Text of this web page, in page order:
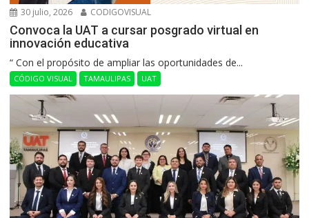
30 julio, 2026 CODIGOVISUAL
Convoca la UAT a cursar posgrado virtual en
innovación educativa
“ Con el propósito de ampliar las oportunidades de...
CÓDIGO VISUAL TAMAULIPAS UAT